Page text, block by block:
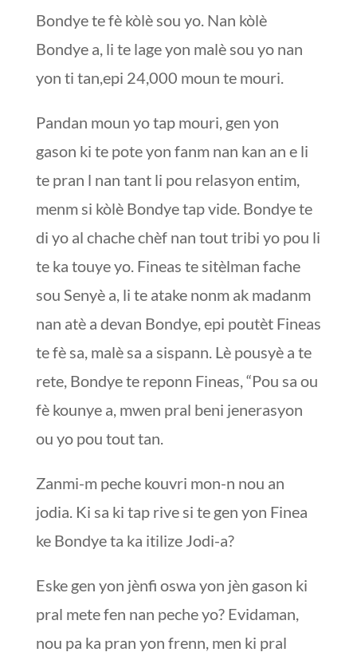
Bondye te fè kòlè sou yo. Nan kòlè
Bondye a, li te lage yon malè sou yo nan
yon ti tan,epi 24,000 moun te mouri.
Pandan moun yo tap mouri, gen yon
gason ki te pote yon fanm nan kan an e li
te pran l nan tant li pou relasyon entim,
menm si kòlè Bondye tap vide. Bondye te
di yo al chache chèf nan tout tribi yo pou li
te ka touye yo. Fineas te sitèlman fache
sou Senyè a, li te atake nonm ak madanm
nan atè a devan Bondye, epi poutèt Fineas
te fè sa, malè sa a sispann. Lè pousyè a te
rete, Bondye te reponn Fineas, “Pou sa ou
fè kounye a, mwen pral beni jenerasyon
ou yo pou tout tan.
Zanmi-m peche kouvri mon-n nou an
jodia. Ki sa ki tap rive si te gen yon Finea
ke Bondye ta ka itilize Jodi-a?
Eske gen yon jènfi oswa yon jèn gason ki
pral mete fen nan peche yo? Evidaman,
nou pa ka pran yon frenn, men ki pral